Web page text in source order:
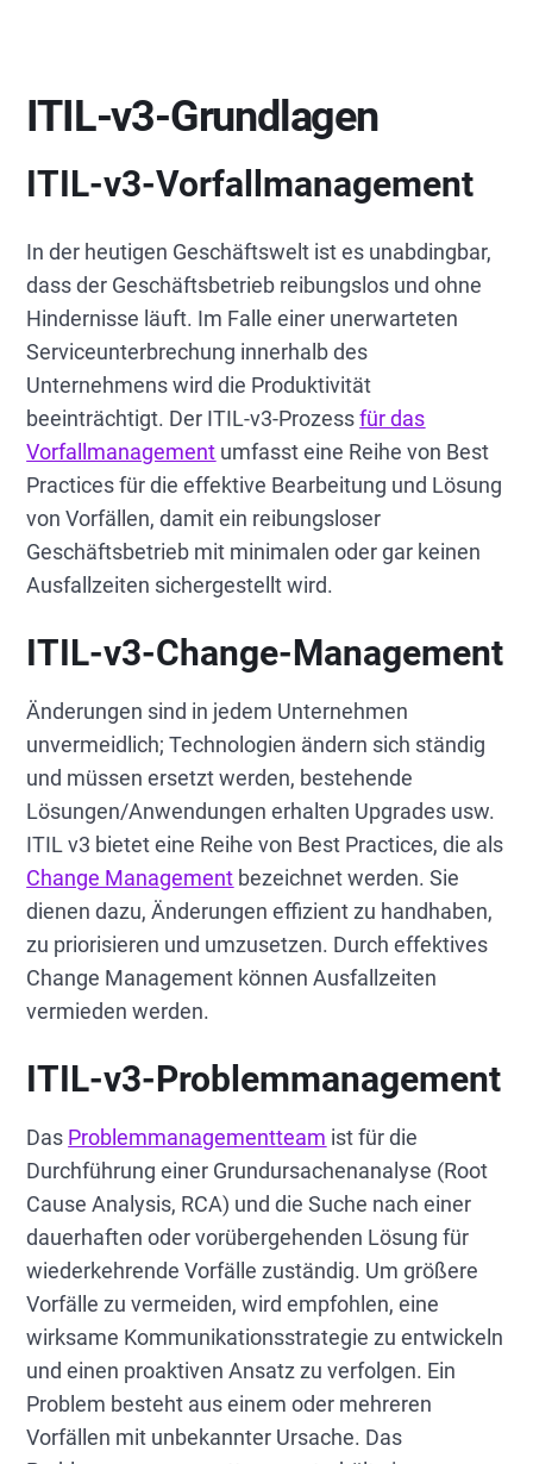
ITIL-v3-Grundlagen
ITIL-v3-Vorfallmanagement
In der heutigen Geschäftswelt ist es unabdingbar,
dass der Geschäftsbetrieb reibungslos und ohne
Hindernisse läuft. Im Falle einer unerwarteten
Serviceunterbrechung innerhalb des
Unternehmens wird die Produktivität
beeinträchtigt. Der ITIL-v3-Prozessfür das
Vorfallmanagement umfasst eine Reihe von Best
Practices für die effektive Bearbeitung und Lösung
von Vorfällen, damit ein reibungsloser
Geschäftsbetrieb mit minimalen oder gar keinen
Ausfallzeiten sichergestellt wird.
ITIL-v3-Change-Management
Änderungen sind in jedem Unternehmen
unvermeidlich; Technologien ändern sich ständig
und müssen ersetzt werden, bestehende
Lösungen/Anwendungen erhalten Upgrades usw.
ITIL v3 bietet eine Reihe von Best Practices, die als
Change Management bezeichnet werden. Sie
dienen dazu, Änderungen effizient zu handhaben,
zu priorisieren und umzusetzen. Durch effektives
Change Management können Ausfallzeiten
vermieden werden.
ITIL-v3-Problemmanagement
Das Problemmanagementteam ist für die
Durchführung einer Grundursachenanalyse (Root
Cause Analysis, RCA) und die Suche nach einer
dauerhaften oder vorübergehenden Lösung für
wiederkehrende Vorfälle zuständig. Um größere
Vorfälle zu vermeiden, wird empfohlen, eine
wirksame Kommunikationsstrategie zu entwickeln
und einen proaktiven Ansatz zu verfolgen. Ein
Problem besteht aus einem oder mehreren
Vorfällen mit unbekannter Ursache. Das